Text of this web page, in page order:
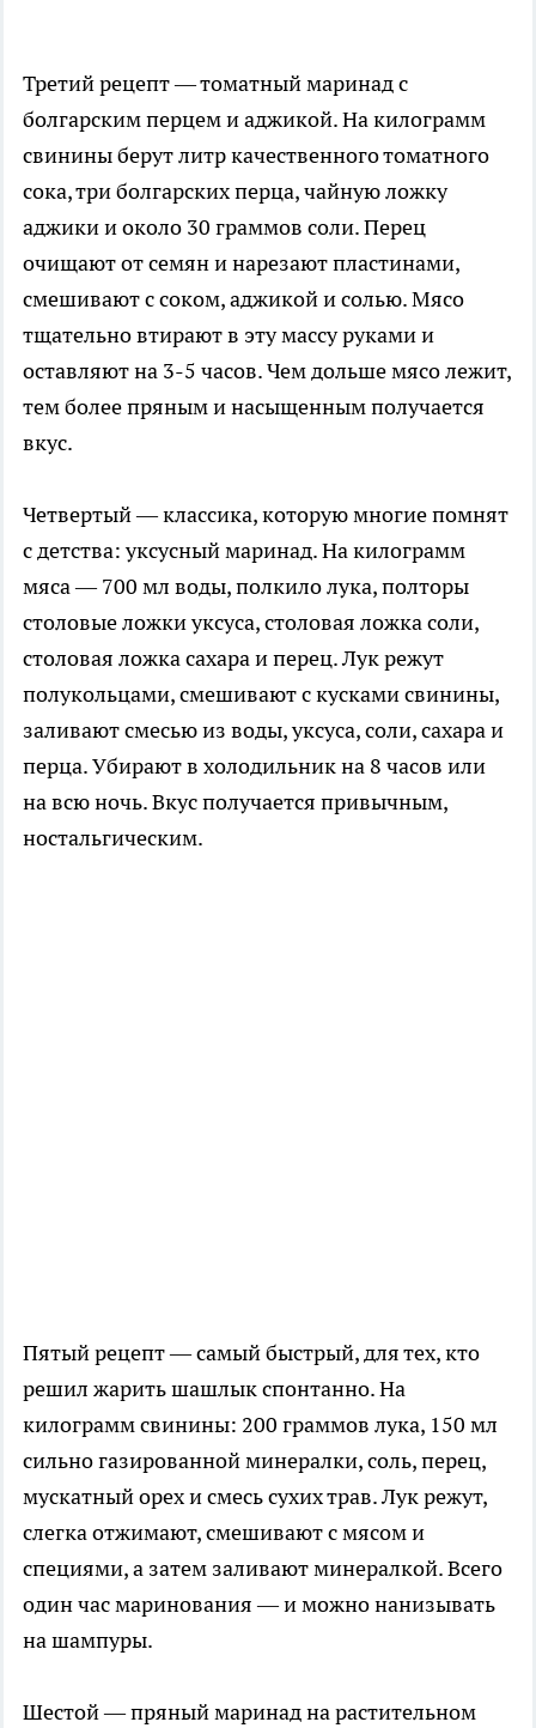
Третий рецепт — томатный маринад с
болгарским перцем и аджикой. На килограмм
свинины берут литр качественного томатного
сока, три болгарских перца, чайную ложку
аджики и около 30 граммов соли. Перец
очищают от семян и нарезают пластинами,
смешивают с соком, аджикой и солью. Мясо
тщательно втирают в эту массу руками и
оставляют на 3-5 часов. Чем дольше мясо лежит,
тем более пряным и насыщенным получается
вкус.
Четвертый — классика, которую многие помнят
с детства: уксусный маринад. На килограмм
мяса — 700 мл воды, полкило лука, полторы
столовые ложки уксуса, столовая ложка соли,
столовая ложка сахара и перец. Лук режут
полукольцами, смешивают с кусками свинины,
заливают смесью из воды, уксуса, соли, сахара и
перца. Убирают в холодильник на 8 часов или
на всю ночь. Вкус получается привычным,
ностальгическим.
Пятый рецепт — самый быстрый, для тех, кто
решил жарить шашлык спонтанно. На
килограмм свинины: 200 граммов лука, 150 мл
сильно газированной минералки, соль, перец,
мускатный орех и смесь сухих трав. Лук режут,
слегка отжимают, смешивают с мясом и
специями, а затем заливают минералкой. Всего
один час маринования — и можно нанизывать
на шампуры.
Шестой — пряный маринад на растительном